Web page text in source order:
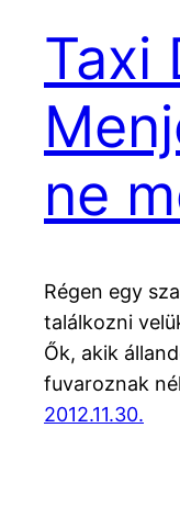
Taxi
ne
Régen egy
találkozni
Ők, akik
fuvaroznak
2012.11.30.